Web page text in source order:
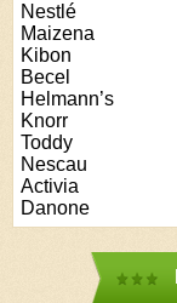
Nestlé
Maizena
Kibon
Becel
Helmann’s
Knorr
Toddy
Nescau
Activia
Danone